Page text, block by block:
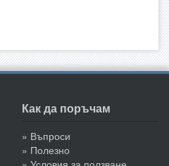
Как да поръчам
» Въпроси
» Полезно